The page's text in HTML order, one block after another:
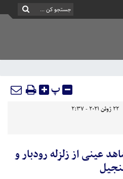
پ
22 ژوئن 2021 - 2:37
های ناگفته ۸ شاهد عینی از زلزله رودبار و